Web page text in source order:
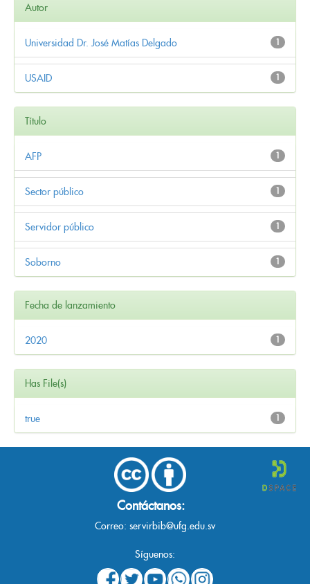
Autor
1
Universidad Dr. José Matías Delgado
1
USAID
Título
1
AFP
1
Sector público
1
Servidor público
1
Soborno
Fecha de lanzamiento
1
2020
Has File(s)
1
true
Contáctanos:
Correo: servirbib@ufg.edu.sv
Síguenos: